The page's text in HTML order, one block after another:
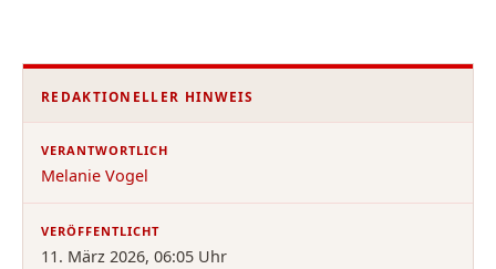
REDAKTIONELLER HINWEIS
VERANTWORTLICH
Melanie Vogel
VERÖFFENTLICHT
11. März 2026, 06:05 Uhr